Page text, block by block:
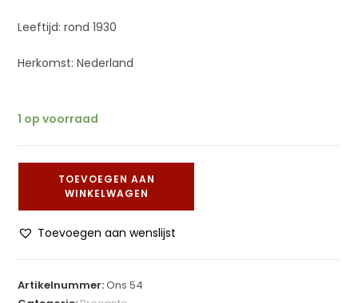
Leeftijd: rond 1930
Herkomst: Nederland
1 op voorraad
TOEVOEGEN AAN
WINKELWAGEN
Toevoegen aan wenslijst
Artikelnummer:Ons 54